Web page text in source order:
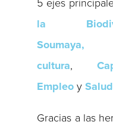
5 ejes
la
Soumaya,
cultura,
Empleo ySalud
Gracias a las